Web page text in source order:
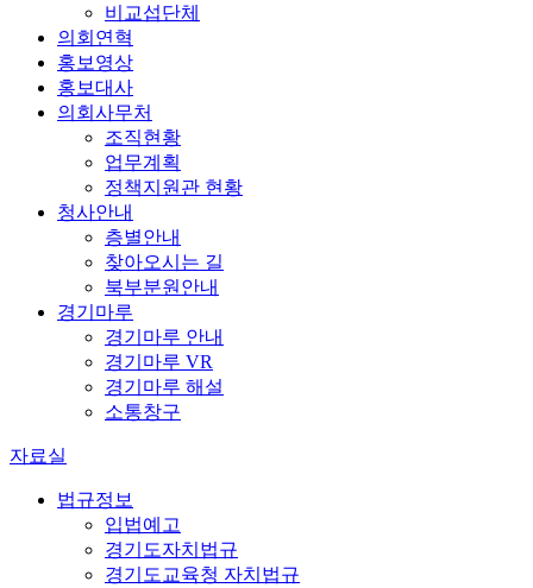
비교섭단체
의회연혁
홍보영상
홍보대사
의회사무처
조직현황
업무계획
정책지원관 현황
청사안내
층별안내
찾아오시는 길
북부분원안내
경기마루
경기마루 안내
경기마루 VR
경기마루 해설
소통창구
자료실
법규정보
입법예고
경기도자치법규
경기도교육청 자치법규